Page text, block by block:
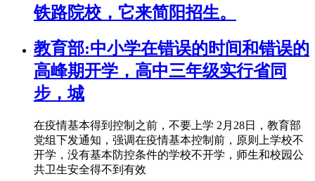
铁路院校，它来简阳招生。
教育部:中小学在错误的时间和错误的
高峰期开学，高中三年级实行省同
步，城
在疫情基本得到控制之前，不要上学 2月28日，教育部
党组下发通知，强调在疫情基本控制前，原则上学校不
开学，没有基本防控条件的学校不开学，师生和校园公
共卫生安全得不到有效